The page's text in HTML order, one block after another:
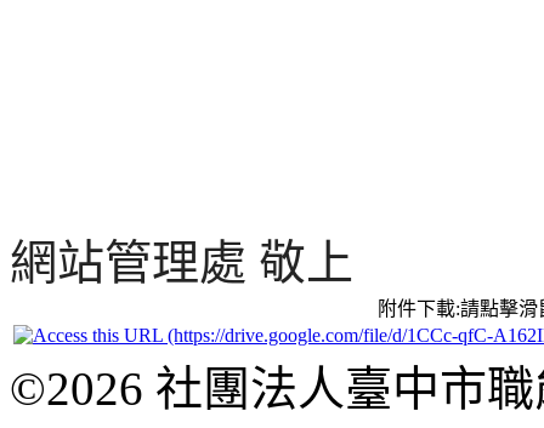
網站管理處 敬上
附件下載:請點擊
©2026 社團法人臺中市